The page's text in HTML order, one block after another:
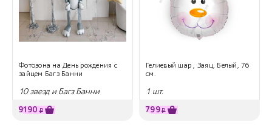
Фотозона на День рождения с
зайцем Багз Банни
10 звезд и Багз Банни
9190 ₽
Гелиевый шар , Заяц, Белый, 76
см.
1 шт.
799₽